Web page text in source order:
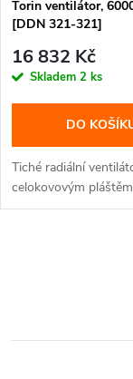
Torin ventilátor,
[DDN 321-321]
16 832 Kč
Skladem 2 ks
DO
Tiché radiální
celokovovým
l